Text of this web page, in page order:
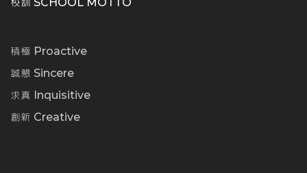
積極 Proactive
誠懇 Sincere
求真 Inquisitive
創新 Creative